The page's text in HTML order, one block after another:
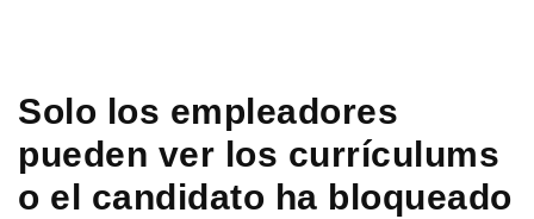
Solo los empleadores
pueden ver los currículums
o el candidato ha bloqueado